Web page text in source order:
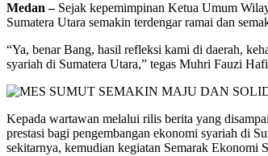
Medan –Sejak kepemimpinan Ketua Umum
Sumatera Utara semakin terdengar ramai dan
“Ya, benar Bang, hasil refleksi kami di daerah,
syariah di Sumatera Utara,” tegas Muhri Fauzi
Kepada wartawan melalui rilis berita yang
prestasi bagi pengembangan ekonomi syariah di
sekitarnya, kemudian kegiatan Semarak Ekonomi